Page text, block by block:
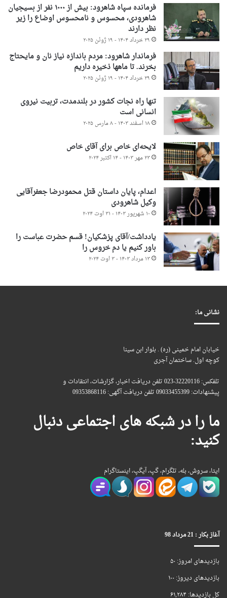
فرمانده سپاه شاهرود: بیش از ۱۰۰۰ نفر از بسیجیان
شاهرودی، محسوس و نامحسوس اوضاع را زیر
نظر دارند
۲۹ خرداد ۱۴۰۴ - ۱۹ ژوئن ۲۰۲۵
فرماندار شاهرود: مردم باندازه نیاز نان و مایحتاج
بخرند. تا ماهها ذخیره داریم
۲۹ خرداد ۱۴۰۴ - ۱۹ ژوئن ۲۰۲۵
تنها راه نجات کشور در بلندمدت، تربیت نیروی
انسانی است
۱۸ اسفند ۱۴۰۳ - ۸ مارس ۲۰۲۵
لایحه‌ای خاص برای آقای خاص
۲۳ مهر ۱۴۰۳ - ۱۴ اکتبر ۲۰۲۴
اعدام، پایان داستان قتل محمودرضا جعفرآقایی
وکیل شاهرودی
۱۰ شهریور ۱۴۰۳ - ۳۱ اوت ۲۰۲۴
یادداشت/آقای پزشکیان! قسم حضرت عباست را
باور کنیم یا دم خروس را
۱۳ مرداد ۱۴۰۳ - ۳ اوت ۲۰۲۴
نشانی ما:
خیابان امام خمینی (ره) . بلوار ابن سینا
کوچه اول. ساختمان آجری
تلفکس: 32220116-023 تلفن دریافت اخبار، گزارشات، انتقادات و
پیشنهادات: 09033455399 تلفن دریافت آگهی: 09353868116
ما را در شبکه های اجتماعی دنبال
کنید:
ایتا، سروش، بله، تلگرام، گپ، آیگپ، اینستاگرام
آغاز بکار : 21 مرداد 98
بازدیدهای امروز: ۵۰
بازدیدهای دیروز: ۱۰۰
کل بازدیدها: ۶۱,۲۸۴